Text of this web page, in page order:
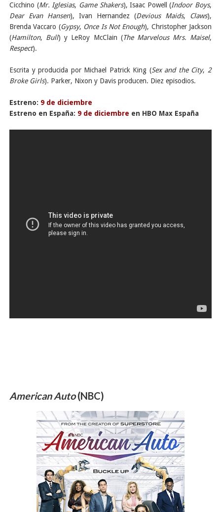
Cicchino (Mr. Iglesias, Game Shakers), Isaac Powell (Indoor Boys,
Dear Evan Hansen), Ivan Hernandez (Devious Maids, Claws),
Brenda Vaccaro (Gypsy, Once Is Not Enough), Christopher Jackson
(Hamilton, Bull) y LeRoy McClain (The Marvelous Mrs. Maisel,
Respect).
Escrita y producida por Michael Patrick King (Sex and the City, 2
Broke Girls). Parker, Nixon y Davis producen. Diez episodios.
Estreno: 9 de diciembre
Estreno en España: 9 de diciembre en HBO Max España
American Auto(NBC)